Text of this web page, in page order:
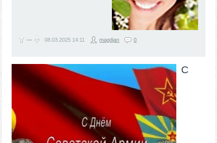
— 08.03.2025 14:11 magdjan 0
С